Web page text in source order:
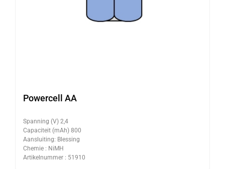
Powercell AA
Spanning (V) 2,4
Capaciteit (mAh) 800
Aansluiting: Blessing
Chemie : NiMH
Artikelnummer : 51910